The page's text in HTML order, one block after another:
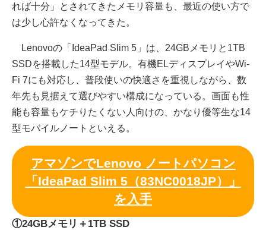
れば十分」とされてきたメモリ容量も、最近の使い方で
は少し心許なくなってきた。
Lenovoの「IdeaPad Slim 5」は、24GBメモリと1TB
SSDを搭載した14型モデル。有機ELディスプレイやWi-
Fi 7にも対応し、普段使いの快適さを重視しながら、数
年先も見据えて選びやすい構成になっている。画面も性
能も容量もケチりたくない人向けの、かなり優等生な14
型モバイルノートといえる。
アマゾンでLenovo ノートパソコン
「IdeaPad Slim 5（83NC0018JP）」
を入手
①24GBメモリ＋1TB SSD